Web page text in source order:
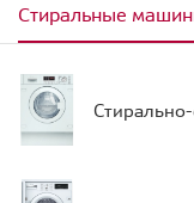
Стиральные